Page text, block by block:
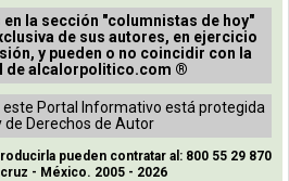
la sección "columnistas de hoy"
de sus autores, en ejercicio
y pueden o no coincidir con la
de alcalorpolitico.com ®
Portal Informativo está protegida
de Derechos de Autor
pueden contratar al: 800 55 29 870
- México. 2005 - 2026